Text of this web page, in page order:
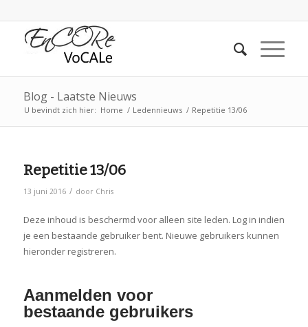
Blog - Laatste Nieuws
U bevindt zich hier: Home / Ledennieuws / Repetitie 13/06
Repetitie 13/06
13 juni 2016 / door Chris
Deze inhoud is beschermd voor alleen site leden. Log in indien
je een bestaande gebruiker bent. Nieuwe gebruikers kunnen
hieronder registreren.
Aanmelden voor
bestaande gebruikers